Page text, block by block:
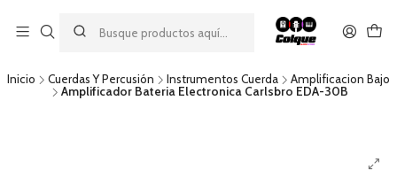
descuento por pago con transferencia bancaria
por una compra mínima de $49.990. Este descuento no es
acumulable a otras promociones ni aplicable a gastos de envío.
Inicio Cuerdas Y Percusión Instrumentos Cuerda
Amplificacion Bajo
Amplificador Bateria Electronica Carlsbro EDA-30B